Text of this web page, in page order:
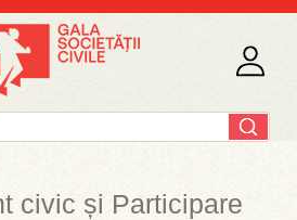
civic și Participare